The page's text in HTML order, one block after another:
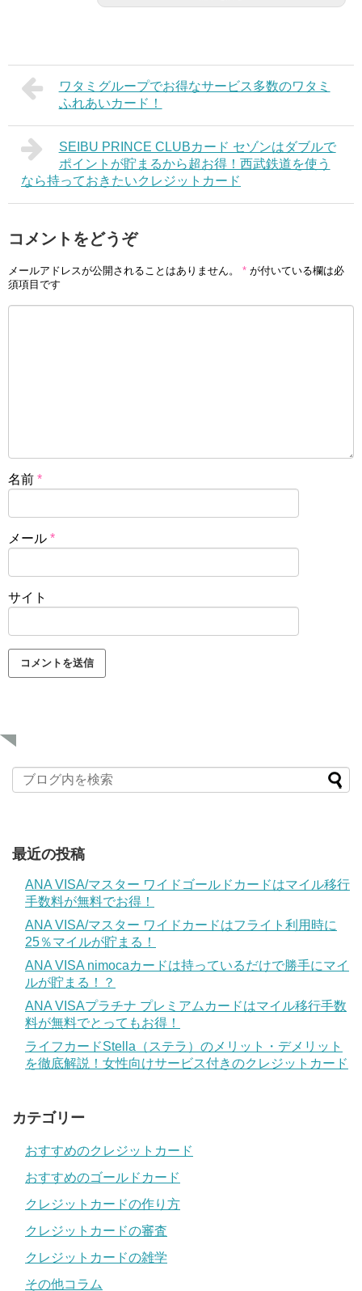
ワタミグループでお得なサービス多数のワタミ
ふれあいカード！
SEIBU PRINCE CLUBカード セゾンはダブルで
ポイントが貯まるから超お得！西武鉄道を使う
なら持っておきたいクレジットカード
コメントをどうぞ
メールアドレスが公開されることはありません。 * が付いている欄は必
須項目です
名前 *
メール *
サイト
最近の投稿
ANA VISA/マスター ワイドゴールドカードはマイル移行
手数料が無料でお得！
ANA VISA/マスター ワイドカードはフライト利用時に
25％マイルが貯まる！
ANA VISA nimocaカードは持っているだけで勝手にマイ
ルが貯まる！？
ANA VISAプラチナ プレミアムカードはマイル移行手数
料が無料でとってもお得！
ライフカードStella（ステラ）のメリット・デメリット
を徹底解説！女性向けサービス付きのクレジットカード
カテゴリー
おすすめのクレジットカード
おすすめのゴールドカード
クレジットカードの作り方
クレジットカードの審査
クレジットカードの雑学
その他コラム